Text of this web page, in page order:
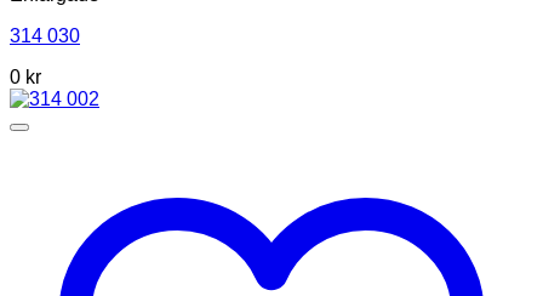
314 030
0 kr